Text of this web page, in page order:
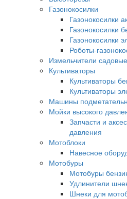
Газонокосилки
Газонокосилки
Газонокосилки
Газонокосилки
Роботы-
Измельчители садовые
Культиваторы
Культиваторы
Культиваторы
Машины
Мойки высокого
Запчасти и
давления
Мотоблоки
Навесное
Мотобуры
Мотобуры
Удлинители
Шнеки для